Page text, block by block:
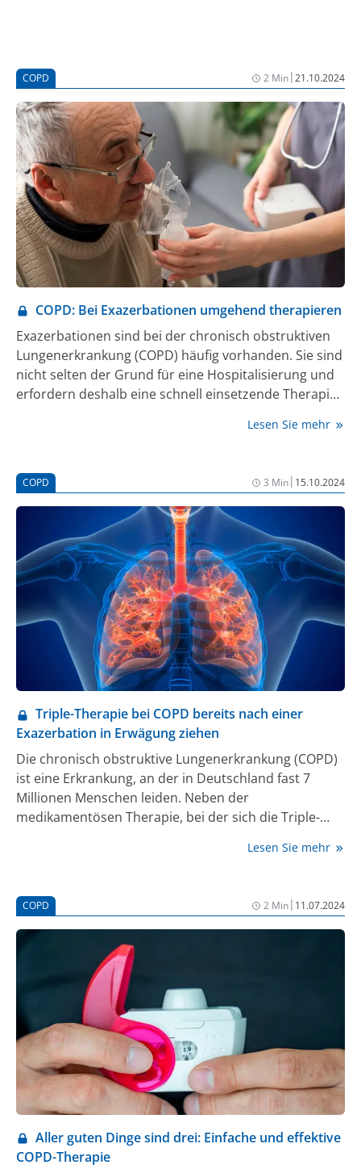
COPD 2 Min|21.10.2024
COPD: Bei Exazerbationen umgehend therapieren
Exazerbationen sind bei der chronisch obstruktiven
Lungenerkrankung (COPD) häufig vorhanden. Sie sind
nicht selten der Grund für eine Hospitalisierung und
erfordern deshalb eine schnell einsetzende Therapie.
kardiovaskuläre Risiko, das mit jeder Exazerbation
Lesen Sie mehr
COPD 3 Min| 15.10.2024
Triple-Therapie bei COPD bereits nach einer
Exazerbation in Erwägung ziehen
Die chronisch obstruktive Lungenerkrankung (COPD)
ist eine Erkrankung, an der in Deutschland fast 7
Millionen Menschen leiden. Neben der
medikamentösen Therapie, bei der sich die Triple-
Therapiebegleitung (TheraKey) enorm wichtig.
Lesen Sie mehr
COPD 2 Min| 11.07.2024
Aller guten Dinge sind drei: Einfache und effektive
COPD-Therapie